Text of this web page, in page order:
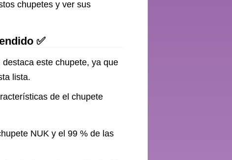
chupetes y ver sus
✅
este chupete, ya que
lista.
de el chupete
NUK y el 99 % de las